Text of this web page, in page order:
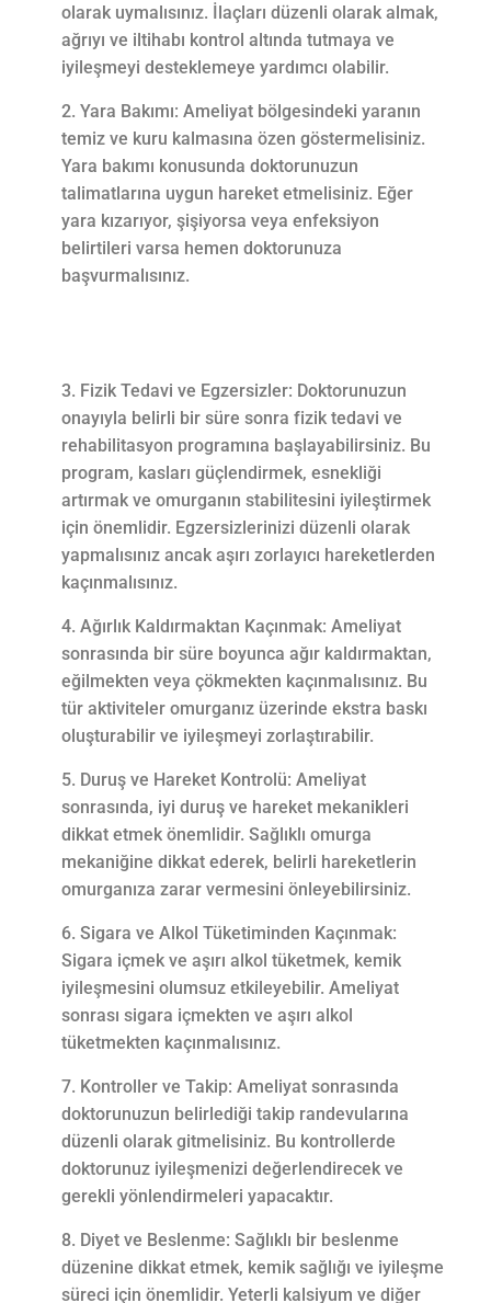
olarak uymalısınız. İlaçları düzenli olarak almak,
ağrıyı ve iltihabı kontrol altında tutmaya ve
iyileşmeyi desteklemeye yardımcı olabilir.
Yara Bakımı: Ameliyat bölgesindeki yaranın
temiz ve kuru kalmasına özen göstermelisiniz.
Yara bakımı konusunda doktorunuzun
talimatlarına uygun hareket etmelisiniz. Eğer
yara kızarıyor, şişiyorsa veya enfeksiyon
belirtileri varsa hemen doktorunuza
başvurmalısınız.
Fizik Tedavi ve Egzersizler: Doktorunuzun
onayıyla belirli bir süre sonra fizik tedavi ve
rehabilitasyon programına başlayabilirsiniz. Bu
program, kasları güçlendirmek, esnekliği
artırmak ve omurganın stabilitesini iyileştirmek
için önemlidir. Egzersizlerinizi düzenli olarak
yapmalısınız ancak aşırı zorlayıcı hareketlerden
kaçınmalısınız.
Ağırlık Kaldırmaktan Kaçınmak: Ameliyat
sonrasında bir süre boyunca ağır kaldırmaktan,
eğilmekten veya çökmekten kaçınmalısınız. Bu
tür aktiviteler omurganız üzerinde ekstra baskı
oluşturabilir ve iyileşmeyi zorlaştırabilir.
Duruş ve Hareket Kontrolü: Ameliyat
sonrasında, iyi duruş ve hareket mekanikleri
dikkat etmek önemlidir. Sağlıklı omurga
mekaniğine dikkat ederek, belirli hareketlerin
omurganıza zarar vermesini önleyebilirsiniz.
Sigara ve Alkol Tüketiminden Kaçınmak:
Sigara içmek ve aşırı alkol tüketmek, kemik
iyileşmesini olumsuz etkileyebilir. Ameliyat
sonrası sigara içmekten ve aşırı alkol
tüketmekten kaçınmalısınız.
Kontroller ve Takip: Ameliyat sonrasında
doktorunuzun belirlediği takip randevularına
düzenli olarak gitmelisiniz. Bu kontrollerde
doktorunuz iyileşmenizi değerlendirecek ve
gerekli yönlendirmeleri yapacaktır.
Diyet ve Beslenme: Sağlıklı bir beslenme
düzenine dikkat etmek, kemik sağlığı ve iyileşme
süreci için önemlidir. Yeterli kalsiyum ve diğer